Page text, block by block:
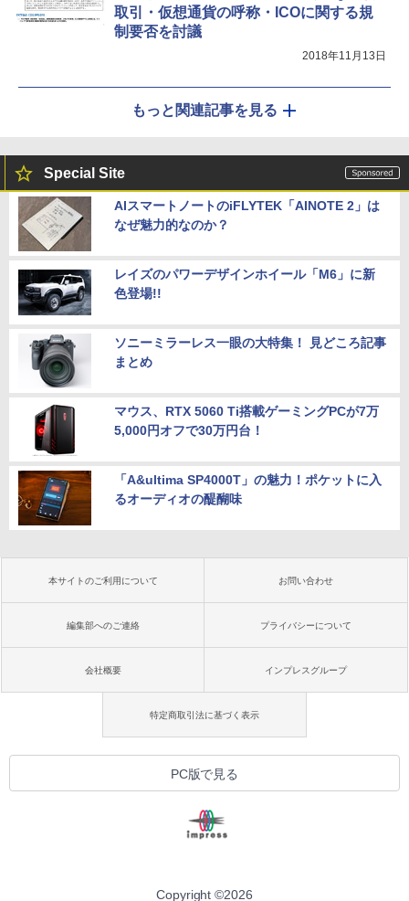
取引・仮想通貨の呼称・ICOに関する規
制要否を討議
2018年11月13日
もっと関連記事を見る
Special Site
AIスマートノートのiFLYTEK「AINOTE 2」は
なぜ魅力的なのか？
レイズのパワーデザインホイール「M6」に新
色登場!!
ソニーミラーレス一眼の大特集！ 見どころ記事
まとめ
マウス、RTX 5060 Ti搭載ゲーミングPCが7万
5,000円オフで30万円台！
「A&ultima SP4000T」の魅力！ポケットに入
るオーディオの醍醐味
本サイトのご利用について お問い合わせ
編集部へのご連絡 プライバシーについて
会社概要 インプレスグループ
特定商取引法に基づく表示
PC版で見る
Copyright ©2026